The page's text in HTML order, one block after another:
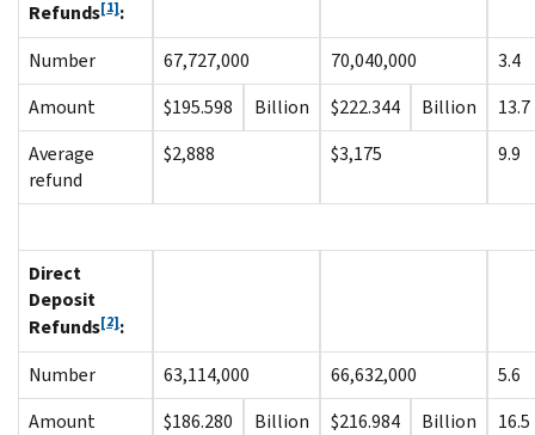
Refunds[1]:
Number
67,727,000 70,040,000
3.4
Amount
$195.598 Billion $222.344 Billion
13.7
Average
refund
$2,888 $3,175 9.9
Direct
Deposit
Refunds[2]:
Number
63,114,000 66,632,000
5.6
Amount
$186.280 Billion $216.984 Billion
16.5